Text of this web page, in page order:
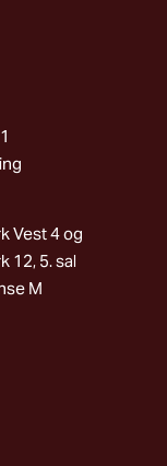
Vest 4 og
12, 5. sal
M